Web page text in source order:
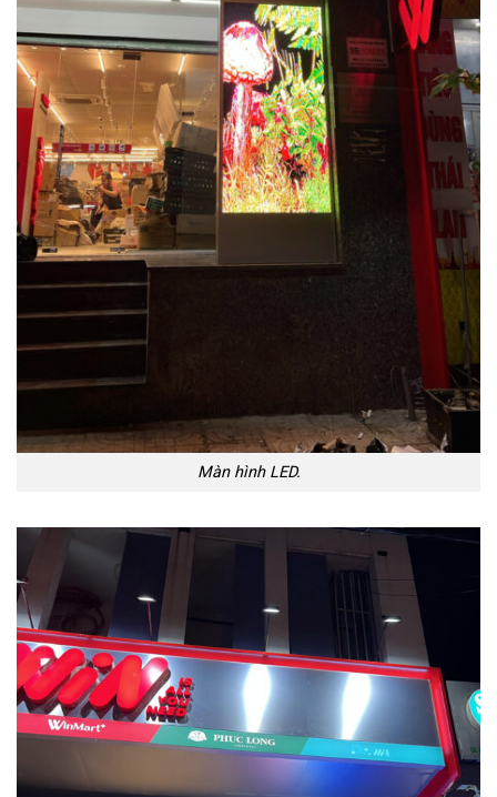
Màn hình LED.